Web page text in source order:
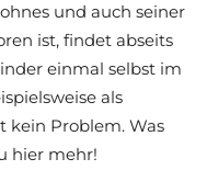
und auch seiner
ist, findet abseits
einmal selbst im
als
kein Problem. Was
hier mehr!